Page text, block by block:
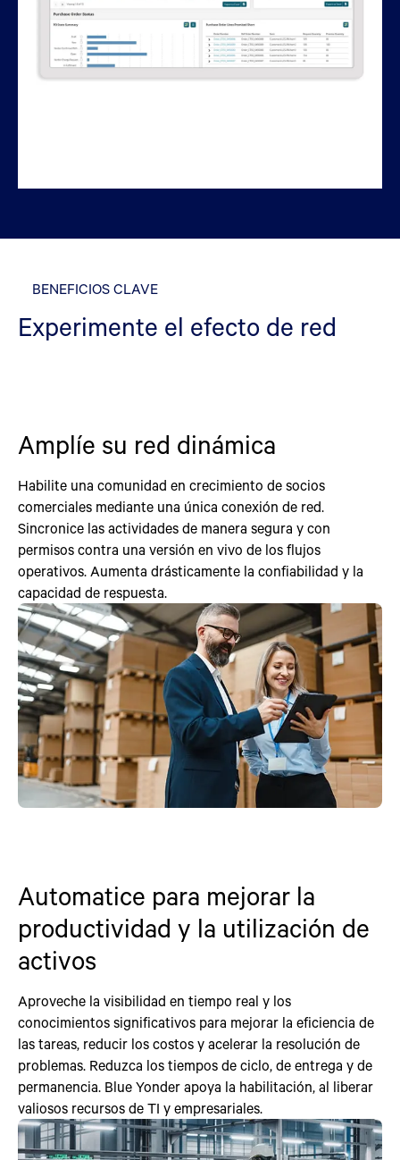
BENEFICIOS CLAVE
Experimente el efecto de red
Amplíe su red dinámica
Habilite una comunidad en crecimiento de socios
comerciales mediante una única conexión de red.
Sincronice las actividades de manera segura y con
permisos contra una versión en vivo de los flujos
operativos. Aumenta drásticamente la confiabilidad y la
capacidad de respuesta.
Automatice para mejorar la
productividad y la utilización de
activos
Aproveche la visibilidad en tiempo real y los
conocimientos significativos para mejorar la eficiencia de
las tareas, reducir los costos y acelerar la resolución de
problemas. Reduzca los tiempos de ciclo, de entrega y de
permanencia. Blue Yonder apoya la habilitación, al liberar
valiosos recursos de TI y empresariales.